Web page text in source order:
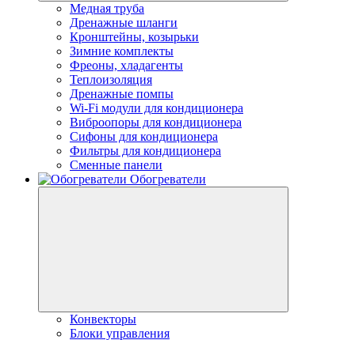
Медная труба
Дренажные шланги
Кронштейны, козырьки
Зимние комплекты
Фреоны, хладагенты
Теплоизоляция
Дренажные помпы
Wi-Fi модули для кондиционера
Виброопоры для кондиционера
Сифоны для кондиционера
Фильтры для кондиционера
Сменные панели
Обогреватели
Конвекторы
Блоки управления